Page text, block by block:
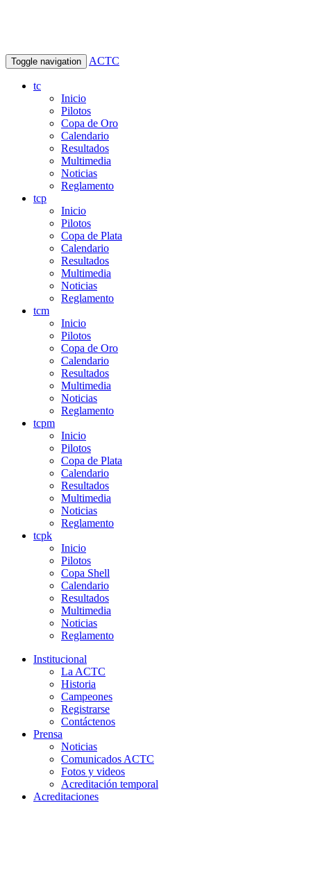
Toggle navigation ACTC
tc
Inicio
Pilotos
Copa de Oro
Calendario
Resultados
Multimedia
Noticias
Reglamento
tcp
Inicio
Pilotos
Copa de Plata
Calendario
Resultados
Multimedia
Noticias
Reglamento
tcm
Inicio
Pilotos
Copa de Oro
Calendario
Resultados
Multimedia
Noticias
Reglamento
tcpm
Inicio
Pilotos
Copa de Plata
Calendario
Resultados
Multimedia
Noticias
Reglamento
tcpk
Inicio
Pilotos
Copa Shell
Calendario
Resultados
Multimedia
Noticias
Reglamento
Institucional
La ACTC
Historia
Campeones
Registrarse
Contáctenos
Prensa
Noticias
Comunicados ACTC
Fotos y videos
Acreditación temporal
Acreditaciones